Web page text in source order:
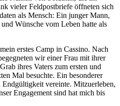
vieler Feldpostbriefe öffneten sich
als Mensch: Ein junger Mann,
Wünsche vom Leben hatte als
erstes Camp in Cassino. Nach
wir einer Frau mit ihrer
ihres Vaters zum ersten und
Mal besuchte. Ein besonderer
vereinte. Mitzuerleben,
Engagement sind hat mich bis